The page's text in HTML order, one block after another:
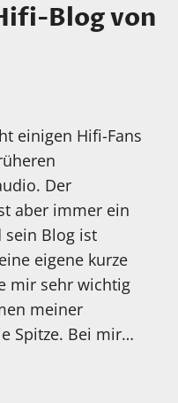
Blog von
einigen Hifi-Fans
Der
aber immer ein
Blog ist
eigene kurze
mir sehr wichtig
meiner
Spitze. Bei mir…